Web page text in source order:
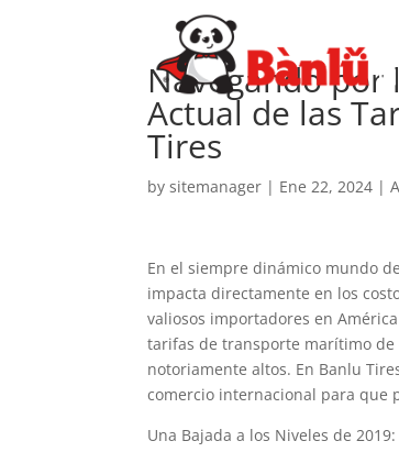
Navegando por
Actual de las
Tires
bysitemanager | Ene 22, 2024 |
En el siempre dinámico mundo
impacta directamente en los
valiosos importadores en
tarifas de transporte marítimo de
notoriamente altos. En Banlu
comercio internacional para que
Una Bajada a los Niveles de